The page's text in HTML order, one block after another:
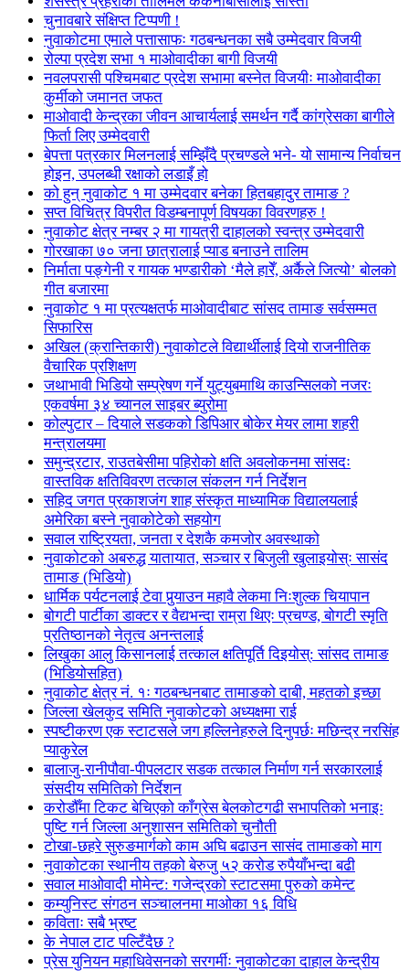
चुनावबारे संक्षिप्त टिप्पणी !
नुवाकोटमा एमाले पत्तासाफः गठबन्धनका सबै उम्मेदवार विजयी
रोल्पा प्रदेश सभा १ माओवादीका बागी विजयी
नवलपरासी पश्चिमबाट प्रदेश सभामा बस्नेत विजयीः माओवादीका
कुर्मीको जमानत जफत
माओवादी केन्द्रका जीवन आचार्यलाई समर्थन गर्दै कांग्रेसका बागीले
फिर्ता लिए उम्मेदवारी
बेपत्ता पत्रकार मिलनलाई सम्झिँदै प्रचण्डले भने- यो सामान्य निर्वाचन
होइन, उपलब्धी रक्षाको लडाइँ हो
को हुन् नुवाकोट १ मा उम्मेदवार बनेका हितबहादुर तामाङ ?
सप्त विचित्र विपरीत विडम्बनापूर्ण विषयका विवरणहरु !
नुवाकोट क्षेत्र नम्बर २ मा गायत्री दाहालको स्वन्त्र उम्मेदवारी
गोरखाका ७० जना छात्रालाई प्याड बनाउने तालिम
निर्माता पङ्गेनी र गायक भण्डारीको ‘मैले हारेँ, अर्कैले जित्यो’ बोलको
गीत बजारमा
नुवाकोट १ मा प्रत्यक्षतर्फ माओवादीबाट सांसद तामाङ सर्वसम्मत
सिफारिस
अखिल (क्रान्तिकारी) नुवाकोटले विद्यार्थीलाई दियो राजनीतिक
वैचारिक प्रशिक्षण
जथाभावी भिडियो सम्प्रेषण गर्ने युट्युबमाथि काउन्सिलको नजरः
एकवर्षमा ३४ च्यानल साइबर ब्युरोमा
कोल्पुटार – दियाले सडकको डिपिआर बोकेर मेयर लामा शहरी
मन्त्रालयमा
समुन्द्रटार, राउतबेसीमा पहिरोको क्षति अवलोकनमा सांसदः
वास्तविक क्षतिविवरण तत्काल संकलन गर्न निर्देशन
सहिद जगत प्रकाशजंग शाह संस्कृत माध्यामिक विद्यालयलाई
अमेरिका बस्ने नुवाकोटेको सहयोग
सवाल राष्ट्रियता, जनता र देशकै कमजोर अवस्थाको
नुवाकोटको अबरुद्ध यातायात, सञ्चार र बिजुली खुलाइयोस्ः सासंद
तामाङ (भिडियो)
धार्मिक पर्यटनलाई टेवा पुर्‍याउन महावै लेकमा निःशुल्क चियापान
बोगटी पार्टीका डाक्टर र वैद्यभन्दा राम्रा थिएः प्रचण्ड, बोगटी स्मृति
प्रतिष्ठानको नेतृत्व अनन्तलाई
लिखुका आलु किसानलाई तत्काल क्षतिपूर्ति दिइयोस्: सांसद तामाङ
(भिडियोसहित)
नुवाकोट क्षेत्र नं. १ः गठबन्धनबाट तामाङको दाबी, महतको इच्छा
जिल्ला खेलकुद समिति नुवाकोटको अध्यक्षमा राई
स्पष्टीकरण एक स्टाटसले जग हल्लिनेहरुले दिनुपर्छः मछिन्द्र नरसिंह
प्याकुरेल
बालाजु-रानीपौवा-पीपलटार सडक तत्काल निर्माण गर्न सरकारलाई
संसदीय समितिको निर्देशन
करोडौँमा टिकट बेचिएको काँग्रेस बेलकोटगढी सभापतिको भनाइः
पुष्टि गर्न जिल्ला अनुशासन समितिको चुनौती
टोखा-छहरे सुरुङमार्गको काम अघि बढाउन सासंद तामाङको माग
नुवाकोटका स्थानीय तहको बेरुजु ५२ करोड रुपैयाँभन्दा बढी
सवाल माओवादी मोमेन्ट: गजेन्द्रको स्टाटसमा पुरुको कमेन्ट
कम्युनिस्ट संगठन सञ्चालनमा माओका १६ विधि
कविताः सबै भ्रष्ट
के नेपाल टाट पल्टिँदैछ ?
प्रेस युनियन महाधिवेसनको सरगर्मीः नुवाकोटका दाहाल केन्द्रीय